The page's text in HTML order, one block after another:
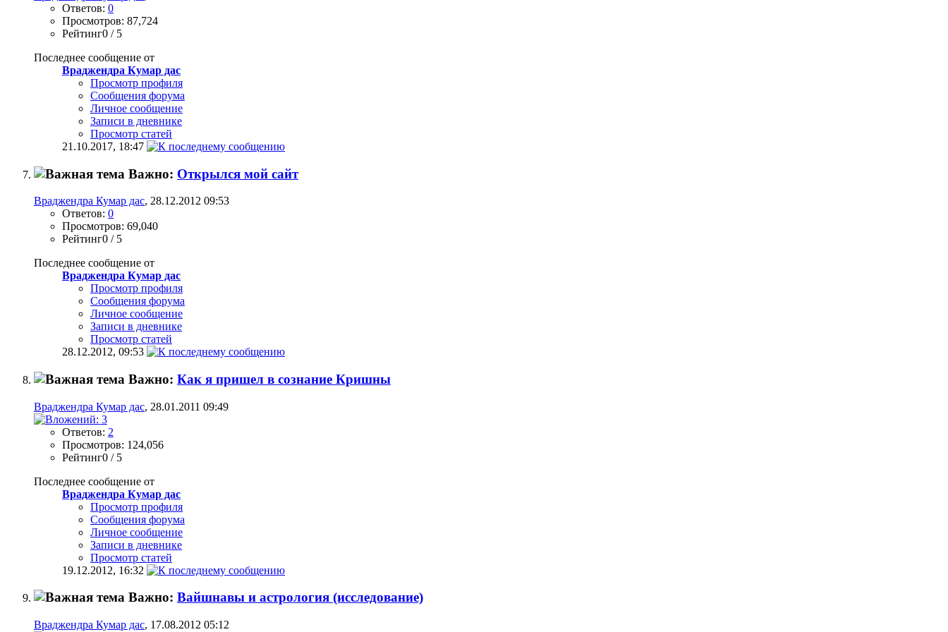
Ответов: 0
Просмотров: 87,724
Рейтинг0 / 5
Последнее сообщение от
Враджендра Кумар дас
Просмотр профиля
Сообщения форума
Личное сообщение
Записи в дневнике
Просмотр статей
21.10.2017, 18:47
Важно: Открылся мой сайт
Враджендра Кумар дас, 28.12.2012 09:53
Ответов: 0
Просмотров: 69,040
Рейтинг0 / 5
Последнее сообщение от
Враджендра Кумар дас
Просмотр профиля
Сообщения форума
Личное сообщение
Записи в дневнике
Просмотр статей
28.12.2012, 09:53
Важно: Как я пришел в сознание Кришны
Враджендра Кумар дас, 28.01.2011 09:49
Ответов: 2
Просмотров: 124,056
Рейтинг0 / 5
Последнее сообщение от
Враджендра Кумар дас
Просмотр профиля
Сообщения форума
Личное сообщение
Записи в дневнике
Просмотр статей
19.12.2012, 16:32
Важно: Вайшнавы и астрология (исследование)
Враджендра Кумар дас, 17.08.2012 05:12